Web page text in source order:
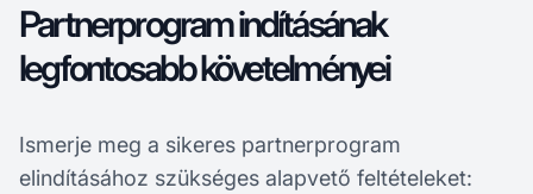
Partnerprogram indításának
legfontosabb követelményei
Ismerje meg a sikeres partnerprogram
elindításához szükséges alapvető feltételeket: